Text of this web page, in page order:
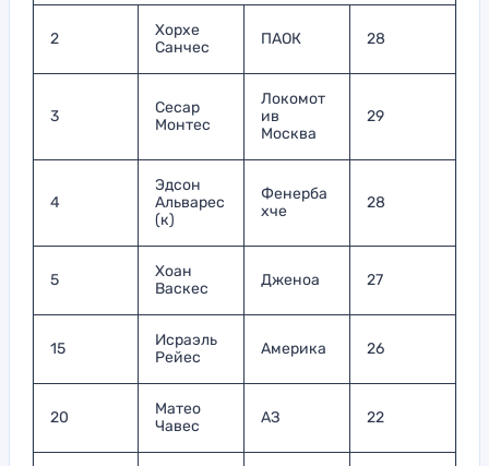
2
Хорхе
Санчес
ПАОК 28
3
Сесар
Монтес
Локомот
ив
Москва
29
4
Эдсон
Альварес
(к)
Фенерба
хче
28
5
Хоан
Васкес
Дженоа 27
15
Исраэль
Рейес
Америка 26
20
Матео
Чавес
АЗ 22